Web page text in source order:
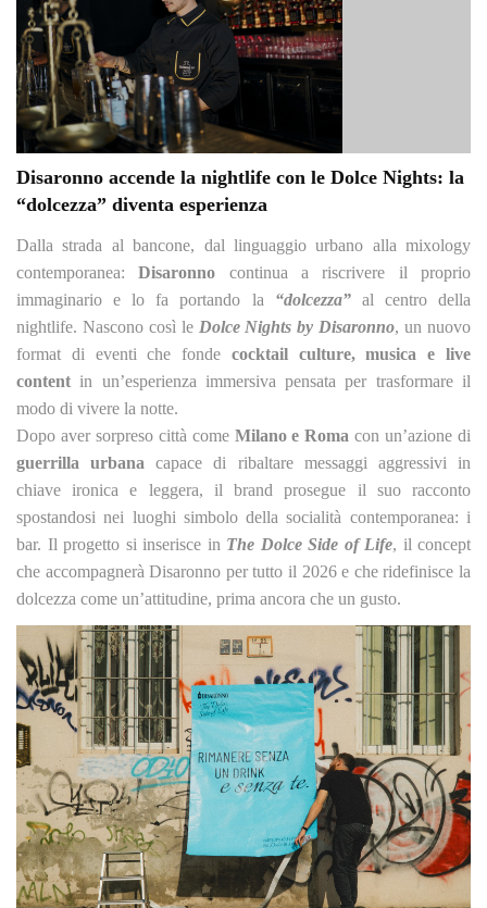
Disaronno accende la nightlife con le Dolce Nights: la
“dolcezza” diventa esperienza
Dalla strada al bancone, dal linguaggio urbano alla mixology
contemporanea: Disaronno continua a riscrivere il proprio
immaginario e lo fa portando la “dolcezza”
al centro della
nightlife. Nascono così le Dolce Nights by Disaronno, un nuovo
format di eventi che fonde cocktail culture, musica e live
content in un’esperienza immersiva pensata per trasformare il
modo di vivere la notte.
Dopo aver sorpreso città come Milano e Roma con un’azione di
guerrilla urbana capace di ribaltare messaggi aggressivi in
chiave ironica e leggera, il brand prosegue il suo racconto
spostandosi nei luoghi simbolo della socialità contemporanea: i
bar. Il progetto si inserisce in The Dolce Side of Life, il concept
che accompagnerà Disaronno per tutto il 2026 e che ridefinisce la
dolcezza come un’attitudine, prima ancora che un gusto.